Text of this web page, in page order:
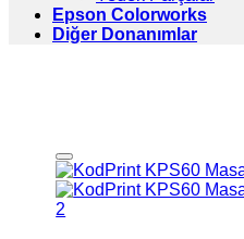
Epson Colorworks
Diğer Donanımlar